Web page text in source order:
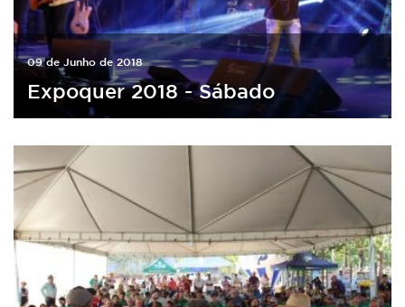
09 de Junho de 2018
Expoquer 2018 - Sábado